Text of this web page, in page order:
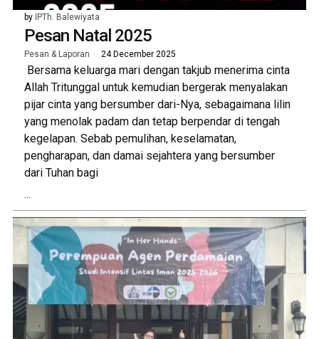
by IPTh. Balewiyata
Pesan Natal 2025
Pesan & Laporan 24 December 2025
Bersama keluarga mari dengan takjub menerima cinta
Allah Tritunggal untuk kemudian bergerak menyalakan
pijar cinta yang bersumber dari-Nya, sebagaimana lilin
yang menolak padam dan tetap berpendar di tengah
kegelapan. Sebab pemulihan, keselamatan,
pengharapan, dan damai sejahtera yang bersumber
dari Tuhan bagi
...